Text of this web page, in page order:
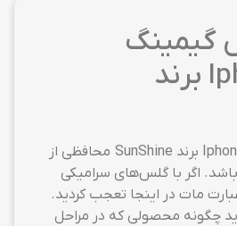
گیمینگ
Iphone 11 pro برند
گلس گیمینگ Iphone 11 pro برند SunShine محافظی از
اگر با گلس‌های سرامیکی
مات در اینجا تعجب کردید.
چگونه محصولی که در مراحل